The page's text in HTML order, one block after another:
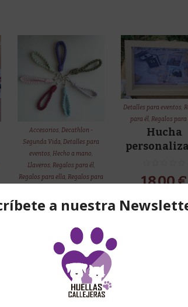
Accesorios,Decathlon -
Segunda Vida,Detalles para
eventos,Hecho a mano,
Llaveros, Regalos para él,
Regalos para ella,Regalos para
Llavero muñeca
€ –
4,00€
Show Details
Detalles para eventos,
para él,Regalos para
Hucha
18,00€
Add to Cart